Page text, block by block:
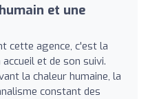
et une
cette agence, c'est la
et de son suivi.
la chaleur humaine, la
constant des